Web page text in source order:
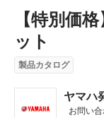
【特別価
ット
製品カタログ
ヤマハ
お問い